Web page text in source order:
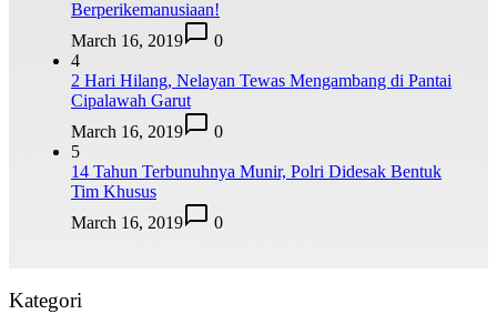
Berperikemanusiaan!
March 16, 2019
0
4
2 Hari Hilang, Nelayan Tewas Mengambang di Pantai
Cipalawah Garut
March 16, 2019
0
5
14 Tahun Terbunuhnya Munir, Polri Didesak Bentuk
Tim Khusus
March 16, 2019
0
Kategori